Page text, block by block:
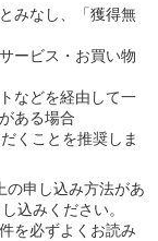
みなし、「獲得無
ービス・お買い物
などを経由して一
ある場合
くことを推奨しま
の申し込み方法があ
込みください。
を必ずよくお読み